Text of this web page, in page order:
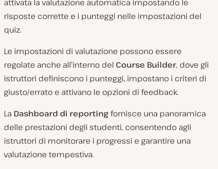
attivata la valutazione automatica impostando le
risposte corrette e i punteggi nelle impostazioni del
quiz.
Le impostazioni di valutazione possono essere
regolate anche all’interno del Course Builder, dove gli
istruttori definiscono i punteggi, impostano i criteri di
giusto/errato e attivano le opzioni di feedback.
La Dashboard di reportingfornisce una panoramica
delle prestazioni degli studenti, consentendo agli
istruttori di monitorare i progressi e garantire una
valutazione tempestiva.